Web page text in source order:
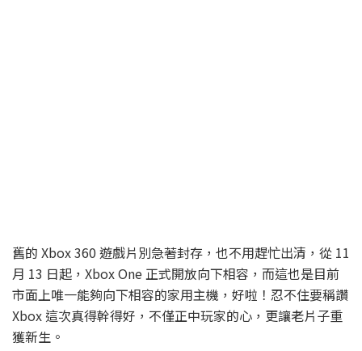
舊的 Xbox 360 遊戲片別急著封存，也不用趕忙出清，從 11
月 13 日起，Xbox One 正式開放向下相容，而這也是目前
市面上唯一能夠向下相容的家用主機，好啦！忍不住要稱讚
Xbox 這次真得幹得好，不僅正中玩家的心，更讓老片子重
獲新生。